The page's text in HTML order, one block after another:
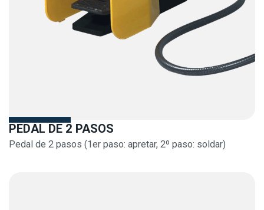
PEDAL DE 2 PASOS
Pedal de 2 pasos (1er paso: apretar, 2º paso: soldar)